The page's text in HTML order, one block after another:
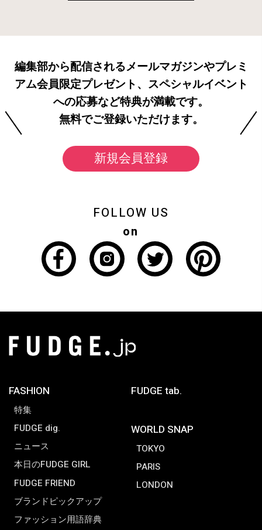
編集部から配信されるメールマガジンやプレミ
アム会員限定プレゼント、スペシャルイベント
への応募など特典が満載です。
無料でご登録いただけます。
新規会員登録
FOLLOW US
on
FASHION
特集
FUDGE dig.
ニュース
本日のFUDGE GIRL
FUDGE FRIEND
ブランドピックアップ
ファッション用語辞典
FUDGE tab.
WORLD SNAP
TOKYO
PARIS
LONDON